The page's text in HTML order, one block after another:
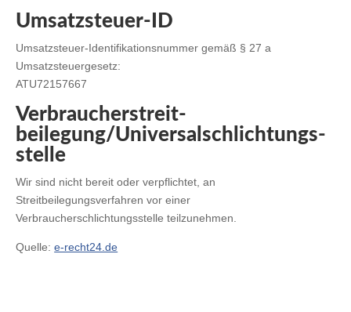
Umsatzsteuer-ID
Umsatzsteuer-Identifikationsnummer gemäß § 27 a
Umsatzsteuergesetz:
ATU72157667
Verbraucher­streit­
beilegung/Universal­schlichtungs­
stelle
Wir sind nicht bereit oder verpflichtet, an
Streitbeilegungsverfahren vor einer
Verbraucherschlichtungsstelle teilzunehmen.
Quelle:e-recht24.de